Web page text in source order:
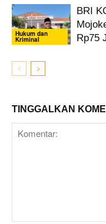
Hukum dan
Kriminal
BRI
Rp75
TINGGALKAN